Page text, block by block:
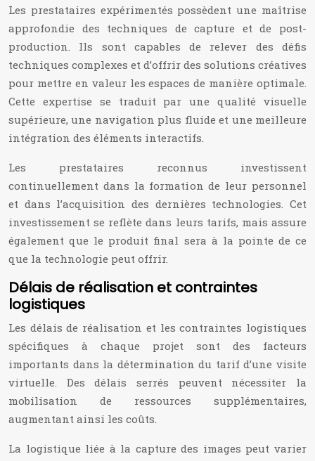
Les prestataires expérimentés possèdent une maîtrise
approfondie des techniques de capture et de post-
production. Ils sont capables de relever des défis
techniques complexes et d’offrir des solutions créatives
pour mettre en valeur les espaces de manière optimale.
Cette expertise se traduit par une qualité visuelle
supérieure, une navigation plus fluide et une meilleure
intégration des éléments interactifs.
Les prestataires reconnus investissent
continuellement dans la formation de leur personnel
et dans l’acquisition des dernières technologies. Cet
investissement se reflète dans leurs tarifs, mais assure
également que le produit final sera à la pointe de ce
que la technologie peut offrir.
Délais de réalisation et contraintes
logistiques
Les délais de réalisation et les contraintes logistiques
spécifiques à chaque projet sont des facteurs
importants dans la détermination du tarif d’une visite
virtuelle. Des délais serrés peuvent nécessiter la
mobilisation de ressources supplémentaires,
augmentant ainsi les coûts.
La logistique liée à la capture des images peut varier